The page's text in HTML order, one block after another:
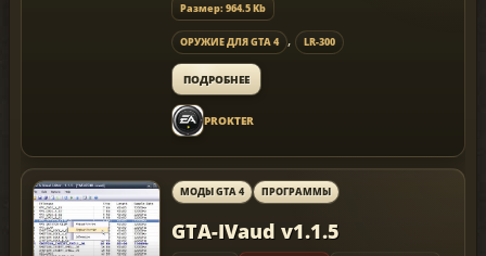
Размер: 964.5 Kb
ОРУЖИЕ ДЛЯ GTA 4 , LR-300
ПОДРОБНЕЕ
PROKTER
МОДЫ GTA 4 ПРОГРАММЫ
GTA-IVaud v1.1.5